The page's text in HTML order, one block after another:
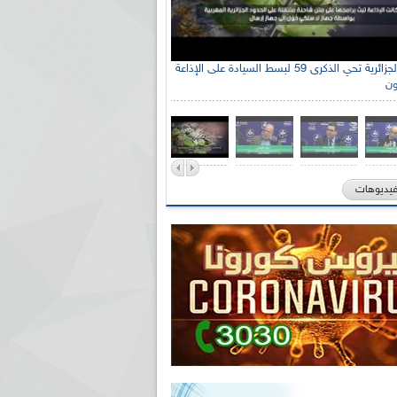
الإذاعة الجزائرية تحي الذكرى 59 لبسط السيادة على الإذاعة